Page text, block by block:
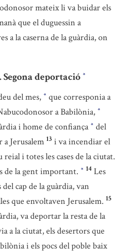
mateix li va buidar els
que el duguessin a
a la caserna de la guàrdia, on
deportació *
del mes, * que corresponia a
a Babilònia, *
i home de confiança * del
Jerusalem 13 i va incendiar el
i totes les cases de la ciutat.
de la gent important. * 14 Les
cap de la guàrdia, van
que envoltaven Jerusalem. 15
va deportar la resta de la
a la ciutat, els desertors que
i els pocs del poble baix